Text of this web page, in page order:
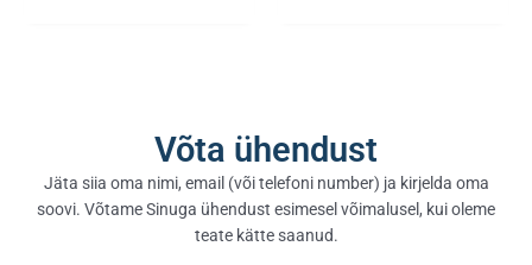
Võta ühendust
Jäta siia oma nimi, email (või telefoni number) ja kirjelda oma
soovi. Võtame Sinuga ühendust esimesel võimalusel, kui oleme
teate kätte saanud.